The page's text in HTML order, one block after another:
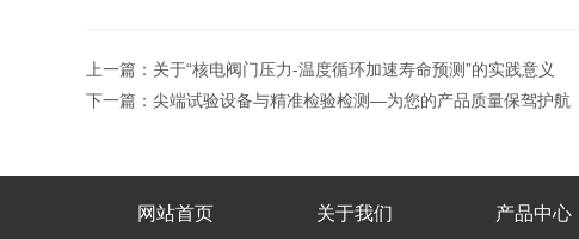
上一篇： 关于“核电阀门压力-温度循环加速寿命预测”的实践意义
下一篇： 尖端试验设备与精准检验检测—为您的产品质量保驾护航
网站首页 关于我们 产品中心